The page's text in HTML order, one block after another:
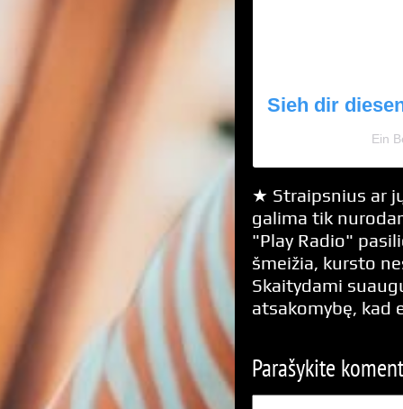
Sieh dir
Ein
★ Straipsnius ar
galima tik
"Play Radio"
šmeižia, kursto
Skaitydami
atsakomybę, kad
Parašykite